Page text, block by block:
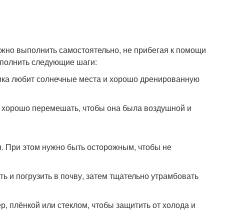
выполнить самостоятельно, не прибегая к помощи
следующие шаги:
любит солнечные места и хорошо дренированную
хорошо перемешать, чтобы она была воздушной и
При этом нужно быть осторожным, чтобы не
и погрузить в почву, затем тщательно утрамбовать
плёнкой или стеклом, чтобы защитить от холода и